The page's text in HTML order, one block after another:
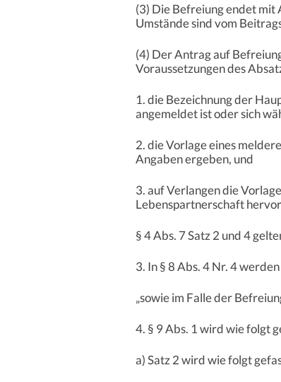
(3) Die Befreiung endet mit
Umstände sind vom
(4) Der Antrag auf
Voraussetzungen des
1. die Bezeichnung der
angemeldet ist oder sich
2. die Vorlage eines
Angaben ergeben, und
3. auf Verlangen die
Lebenspartnerschaft
§ 4 Abs. 7 Satz 2 und 4
3. In § 8 Abs. 4 Nr. 4
„sowie im Falle der
4. § 9 Abs. 1 wird wie folgt
a) Satz 2 wird wie folgt